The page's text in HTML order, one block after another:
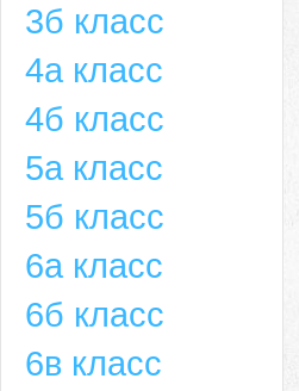
3б класс
4а класс
4б класс
5а класс
5б класс
6а класс
6б класс
6в класс